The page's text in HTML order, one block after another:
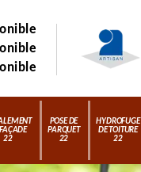
22
POSE DE
PARQUET
22
HYDROFUGE
DE TOITURE
22